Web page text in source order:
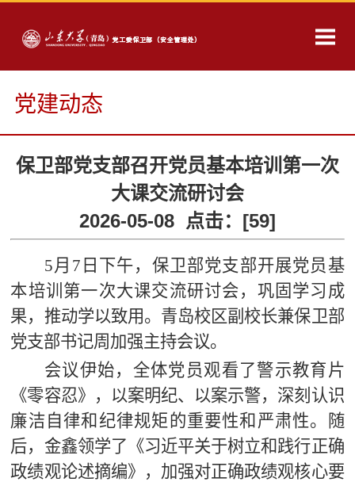
党建动态
保卫部党支部召开党员基本培训第一次
大课交流研讨会
2026-05-08 点击：[59]
5月7日下午，保卫部党支部开展党员基
本培训第一次大课交流研讨会， 巩固学习成
果，推动学以致用。青岛校区副校长兼保卫部
党支部书记周加强主持会议。
会议伊始，全体党员观看了警示教育片
《零容忍》，以案明纪、以案示警，深刻认识
廉洁自律和纪律规矩的重要性和严肃性。随
后，金鑫领学了《习近平关于树立和践行正确
政绩观论述摘编》，加强对正确政绩观核心要